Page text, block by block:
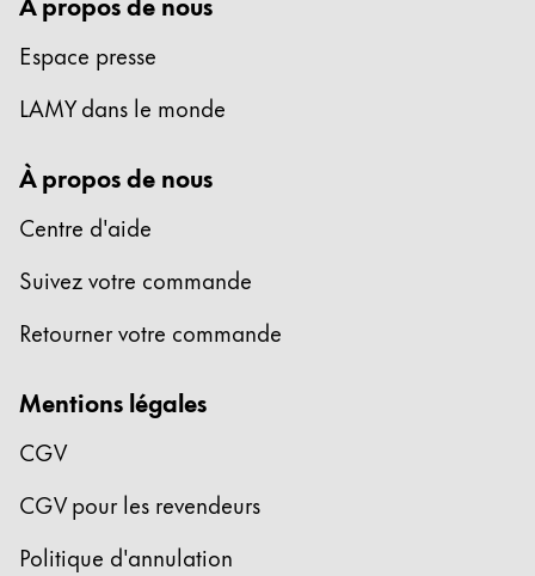
Cette région répertorie les pays et les langues
Amérique du Sud
Cette région répertorie les pays et les langues
Brazil
Chile
español
español
Afrique
South Africa
Asie-Pacifique
Cette région répertorie les pays et les langues
Australia
English
Espace presse
LAMY dans le monde
À propos de nous
Centre d'aide
Suivez votre commande
Retourner votre commande
Mentions légales
CGV
CGV pour les revendeurs
Politique d'annulation